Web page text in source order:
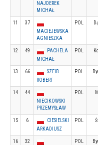
NAJDEREK
MICHAŁ
11
37
MACIEJEWSKA
AGNIESZKA
POL
12 49
PACHELA
MICHAŁ
POL
13 66
SZEIB
ROBERT
POL
14
44
NIECIKOWSKI
PRZEMYSŁAW
POL
15 6
CIESIELSKI
ARKADIUSZ
POL
16
32
POL